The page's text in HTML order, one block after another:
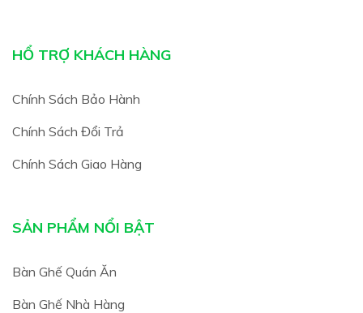
HỔ TRỢ KHÁCH HÀNG
Chính Sách Bảo Hành
Chính Sách Đổi Trả
Chính Sách Giao Hàng
SẢN PHẨM NỔI BẬT
Bàn Ghế Quán Ăn
Bàn Ghế Nhà Hàng